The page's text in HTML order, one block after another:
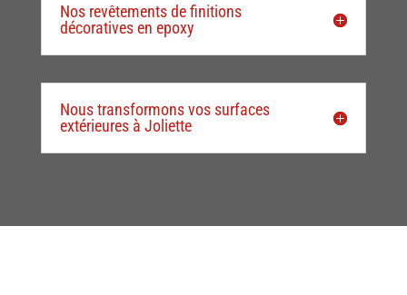
Nos revêtements de finitions
décoratives en epoxy
Nous transformons vos surfaces
extérieures à Joliette